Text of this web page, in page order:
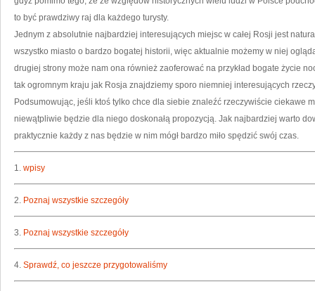
to być prawdziwy raj dla każdego turysty.
Jednym z absolutnie najbardziej interesujących miejsc w całej Rosji jest
wszystko miasto o bardzo bogatej historii, więc aktualnie możemy w niej
drugiej strony może nam ona również zaoferować na przykład bogate życie
tak ogromnym kraju jak Rosja znajdziemy sporo niemniej interesujących
Podsumowując, jeśli ktoś tylko chce dla siebie znaleźć rzeczywiście ciekawe
niewątpliwie będzie dla niego doskonałą propozycją. Jak najbardziej warto
praktycznie każdy z nas będzie w nim mógł bardzo miło spędzić swój czas.
1. wpisy
2. Poznaj wszystkie szczegóły
3. Poznaj wszystkie szczegóły
4. Sprawdź, co jeszcze przygotowaliśmy